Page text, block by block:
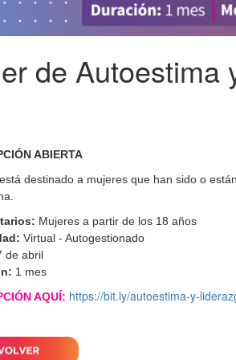
de Autoestima
ABIERTA
destinado a mujeres que han sido o
Mujeres a partir de los 18 años
Virtual - Autogestionado
de abril
1 mes
AQUÍ: https://bit.ly/autoestima-y-